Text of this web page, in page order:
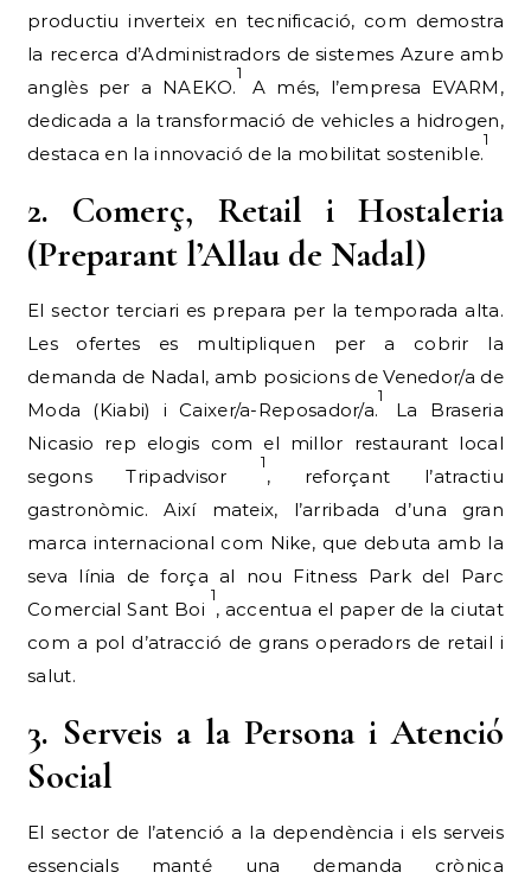
productiu inverteix en tecnificació, com demostra
la recerca d’Administradors de sistemes Azure amb
anglès per a NAEKO.
1
A més, l’empresa EVARM,
dedicada a la transformació de vehicles a hidrogen,
destaca en la innovació de la mobilitat sostenible.
1
2. Comerç, Retail i Hostaleria
(Preparant l’Allau de Nadal)
El sector terciari es prepara per la temporada alta.
Les ofertes es multipliquen per a cobrir la
demanda de Nadal, amb posicions de Venedor/a de
Moda (Kiabi) i Caixer/a-Reposador/a.
1
La Braseria
Nicasio rep elogis com el millor restaurant local
segons Tripadvisor
1
, reforçant l’atractiu
gastronòmic. Així mateix, l’arribada d’una gran
marca internacional com Nike, que debuta amb la
seva línia de força al nou Fitness Park del Parc
Comercial Sant Boi
1
, accentua el paper de la ciutat
com a pol d’atracció de grans operadors de retail i
salut.
3. Serveis a la Persona i Atenció
Social
El sector de l’atenció a la dependència i els serveis
essencials manté una demanda crònica